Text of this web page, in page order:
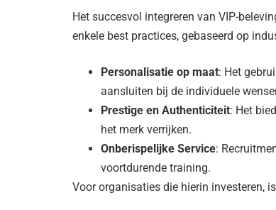
Het succesvol integreren van VIP-
enkele best practices, gebaseerd op
Personalisatie op maat: Het
aansluiten bij de individuele
Prestige en Authenticiteit: Het
het merk verrijken.
Onberispelijke Service:
voortdurende training.
Voor organisaties die hierin investeren,